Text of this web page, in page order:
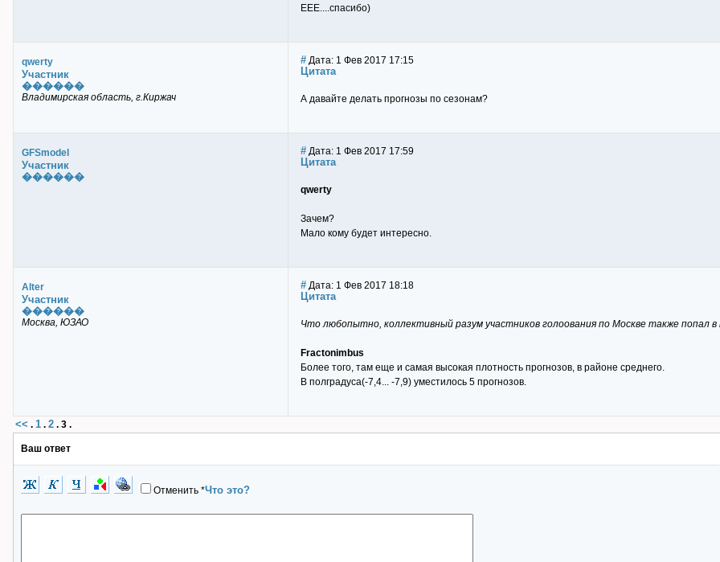
ЕЕЕ....спасибо)
qwerty
Участник
������
Владимирская область, г.Киржач
# Дата: 1 Фев 2017 17:15
Цитата
А давайте делать прогнозы по сезонам?
GFSmodel
Участник
������
# Дата: 1 Фев 2017 17:59
Цитата
qwerty
Зачем?
Мало кому будет интересно.
Alter
Участник
������
Москва, ЮЗАО
# Дата: 1 Фев 2017 18:18
Цитата
Что любопытно, коллективный разум участников голоования по Москве также попал в
Fractonimbus
Более того, там еще и самая высокая плотность прогнозов, в районе среднего.
В полградуса(-7,4... -7,9) уместилось 5 прогнозов.
<< . 1 . 2 . 3 .
Ваш ответ
Отменить *Что это?